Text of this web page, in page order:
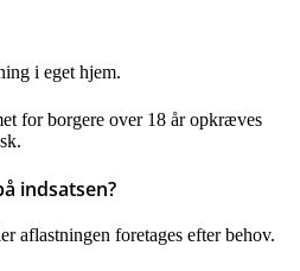
i eget hjem.
for borgere over 18 år opkræves
indsatsen?
aflastningen foretages efter behov.